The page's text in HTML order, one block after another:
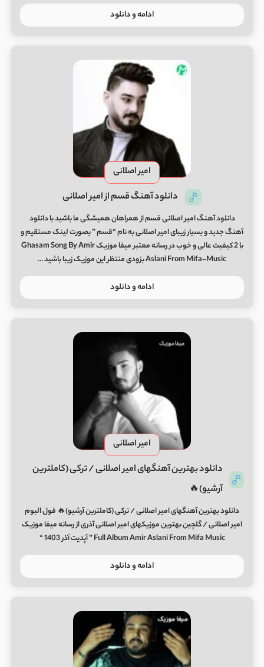
ادامه و دانلود
امیر اصلانی
دانلود آهنگ قسم از امیر اصلانی
دانلود آهنگ امیر اصلانی قسم از همراهان همیشگی ما باشید با دانلود
آهنگ جدید و بسیار زیبای امیر اصلانی به نام “قسم ” بصورت لینک مستقیم و
با 2 کیفیت عالی و خوب در رسانه معتبر میفا موزیک Ghasam Song By Amir
Aslani From Mifa-Music بزودی منتظر این موزیک زیبا باشید …
ادامه و دانلود
امیر اصلانی
دانلود بهترین آهنگهای امیر اصلانی / ترکی (کاملترین
آرشیو)🔥
دانلود بهترین آهنگهای امیر اصلانی / ترکی (کاملترین آرشیو)🔥 فول البوم
امیر اصلانی / گلچین بهترین موزیکهای امیر اصلانی آذری از رسانه میفا موزیک
Full Album Amir Aslani From Mifa Music ” آپدیت آذر 1403 “
ادامه و دانلود